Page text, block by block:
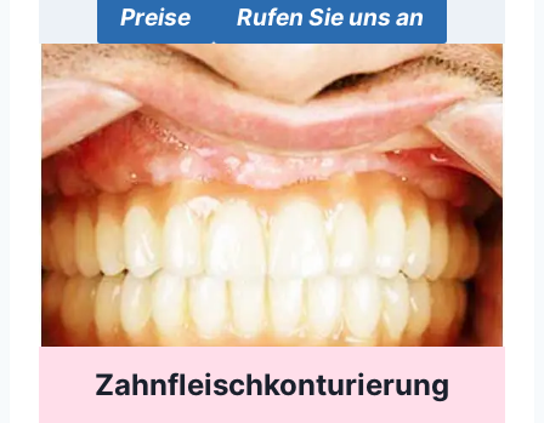
Preise Rufen Sie uns an
Zahnfleischkonturierung